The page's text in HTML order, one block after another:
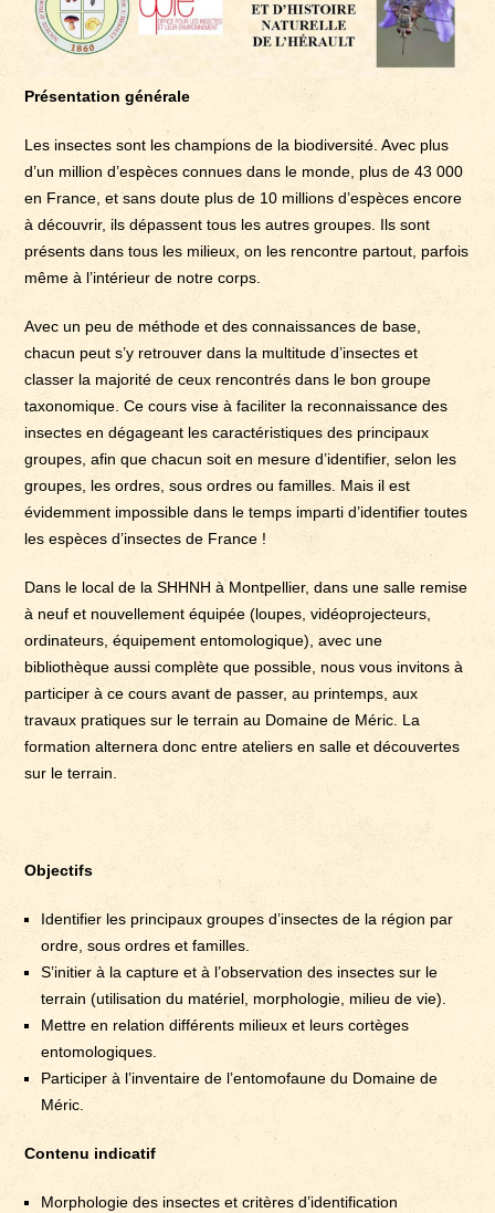
Présentation générale
Les insectes sont les champions de la biodiversité. Avec plus
d’un million d’espèces connues dans le monde, plus de 43 000
en France, et sans doute plus de 10 millions d’espèces encore
à découvrir, ils dépassent tous les autres groupes. Ils sont
présents dans tous les milieux, on les rencontre partout, parfois
même à l’intérieur de notre corps.
Avec un peu de méthode et des connaissances de base,
chacun peut s’y retrouver dans la multitude d’insectes et
classer la majorité de ceux rencontrés dans le bon groupe
taxonomique. Ce cours vise à faciliter la reconnaissance des
insectes en dégageant les caractéristiques des principaux
groupes, afin que chacun soit en mesure d’identifier, selon les
groupes, les ordres, sous ordres ou familles. Mais il est
évidemment impossible dans le temps imparti d’identifier toutes
les espèces d’insectes de France !
Dans le local de la SHHNH à Montpellier, dans une salle remise
à neuf et nouvellement équipée (loupes, vidéoprojecteurs,
ordinateurs, équipement entomologique), avec une
bibliothèque aussi complète que possible, nous vous invitons à
participer à ce cours avant de passer, au printemps, aux
travaux pratiques sur le terrain au Domaine de Méric. La
formation alternera donc entre ateliers en salle et découvertes
sur le terrain.
Objectifs
Identifier les principaux groupes d’insectes de la région par
ordre, sous ordres et familles.
S’initier à la capture et à l’observation des insectes sur le
terrain (utilisation du matériel, morphologie, milieu de vie).
Mettre en relation différents milieux et leurs cortèges
entomologiques.
Participer à l’inventaire de l’entomofaune du Domaine de
Méric.
Contenu indicatif
Morphologie des insectes et critères d’identification